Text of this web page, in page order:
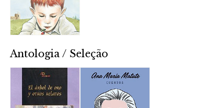
Antologia / Seleção